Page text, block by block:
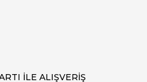
İLE ALIŞVERİŞ